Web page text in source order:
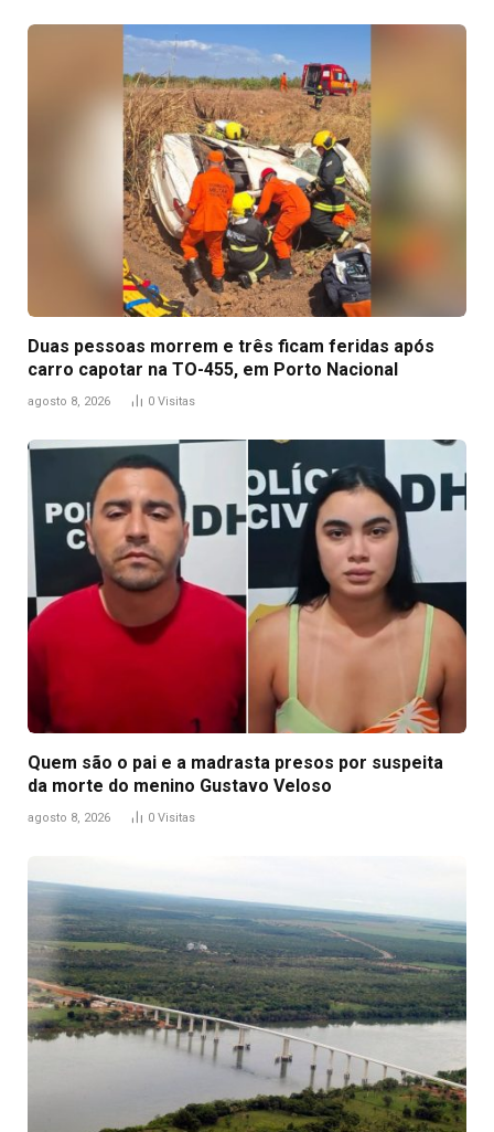
Duas pessoas morrem e três ficam feridas após
carro capotar na TO-455, em Porto Nacional
agosto 8, 2026 0 Visitas
Quem são o pai e a madrasta presos por suspeita
da morte do menino Gustavo Veloso
agosto 8, 2026 0 Visitas